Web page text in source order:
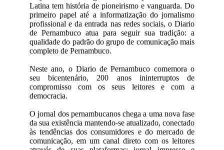
Latina tem história de pioneirismo e vanguarda. Do
primeiro papel até a informatização do jornalismo
profissional e da entrada nas redes sociais, o Diario
de Pernambuco atua para seguir sua tradição: a
qualidade do padrão do grupo de comunicação mais
completo de Pernambuco.
Neste ano, o Diario de Pernambuco comemora o
seu bicentenário, 200 anos ininterruptos de
compromisso com os seus leitores e com a
democracia.
O jornal dos pernambucanos chega a uma nova fase
da sua existência mantendo-se atualizado, conectado
às tendências dos consumidores e do mercado de
comunicação, em um canal direto com os leitores